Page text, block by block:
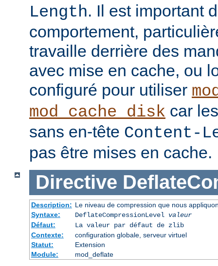
Length. Il est important
comportement,
travaille derrière des
avec mise en cache, ou
configuré pour utiliser
mod_cache_disk car
sans en-tête Content-
pas être mises en cache.
Directive
Description: Le niveau de compression que nous
Syntaxe:
DeflateCompressionLevel valeur
Défaut:
La valeur par défaut de zlib
Contexte:
configuration globale, serveur virtuel
Statut:
Extension
Module:
mod_deflate